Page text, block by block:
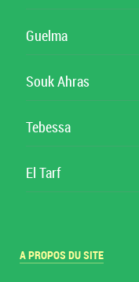
Guelma
Souk Ahras
Tebessa
El Tarf
A PROPOS DU SITE